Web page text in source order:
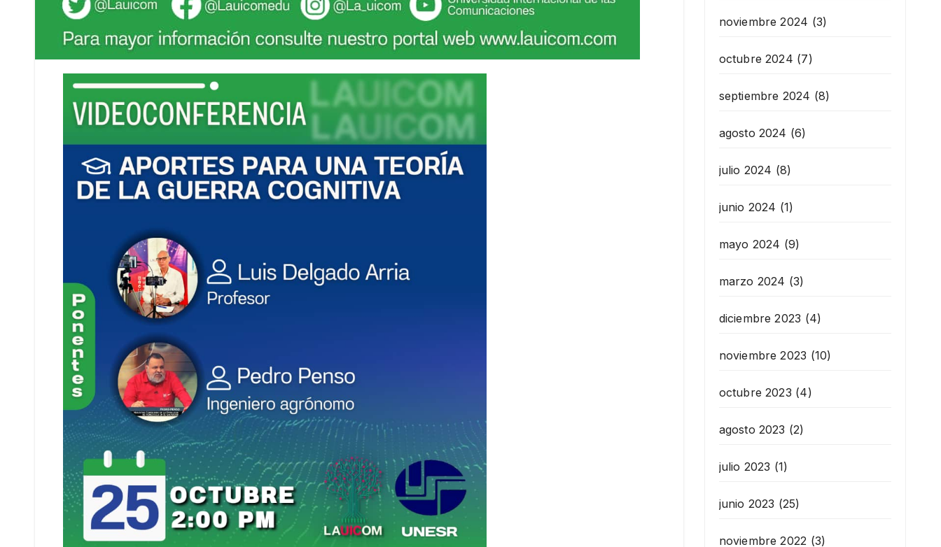
noviembre 2024 (3)
octubre 2024 (7)
septiembre 2024 (8)
agosto 2024 (6)
julio 2024 (8)
junio 2024 (1)
mayo 2024 (9)
marzo 2024 (3)
diciembre 2023 (4)
noviembre 2023 (10)
octubre 2023 (4)
agosto 2023 (2)
julio 2023 (1)
junio 2023 (25)
noviembre 2022 (3)